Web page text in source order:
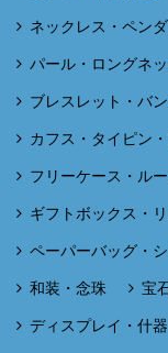
ネックレス・ペン
パール・ロングネ
ブレスレット・バ
カフス・タイピン
フリーケース・ル
ギフトボックス・
ペーパーバッグ・
和装・念珠 宝
ディスプレイ・什器